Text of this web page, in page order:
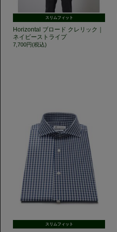
スリムフィット
Horizontal ブロード クレリック｜
ネイビーストライプ
7,700円(税込)
スリムフィット